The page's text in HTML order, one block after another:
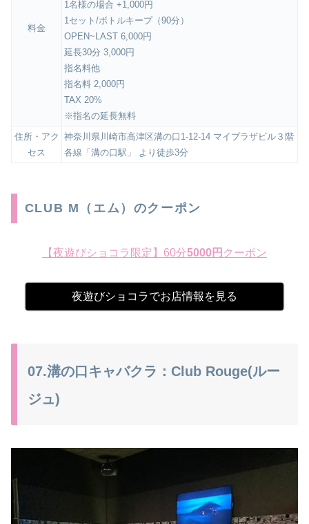
料金
1名様の場合 +1,000円
1セット/ボトルキープ（90分）
OPEN~LAST 6,000円
延長30分 3,000円
指名料他
指名料 2,000円
TAX 20%
※指名の延長無料
住所・アク
セス
神奈川県川崎市高津区溝の口1-12-14 マイプラザビル３階
各線「溝の口駅」 より徒歩3分
CLUB M（エム）のクーポン
【夜遊びショコラ限定】60分5000円 クーポン
夜遊びショコラでお店情報を見る
07.溝の口キャバクラ：Club Rouge(ルー
ジュ)